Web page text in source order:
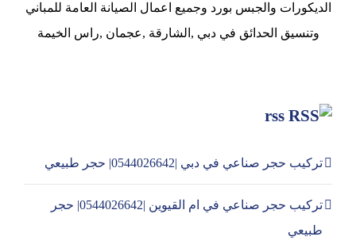
الديكورات والجبس بورد وجميع اعمال الصيانة العامة للمباني
وتنسيق الحدائق في دبي ,الشارقة ,عجمان ,راس الخيمة
rss
تركيب حجر صناعي في دبي |0544026642| حجر طبيعي
تركيب حجر صناعي في ام القيوين |0544026642| حجر
طبيعي